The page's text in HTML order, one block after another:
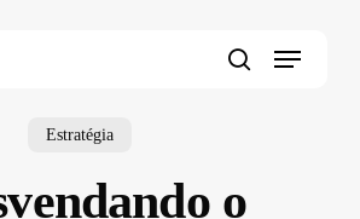
Menu
Estratégia
o